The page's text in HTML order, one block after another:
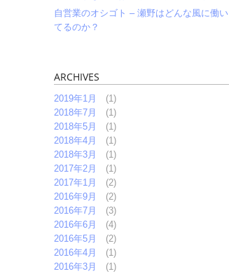
自営業のオシゴト – 瀬野はどんな風に働い
てるのか？
ARCHIVES
2019年1月
(1)
2018年7月
(1)
2018年5月
(1)
2018年4月
(1)
2018年3月
(1)
2017年2月
(1)
2017年1月
(2)
2016年9月
(2)
2016年7月
(3)
2016年6月
(4)
2016年5月
(2)
2016年4月
(1)
2016年3月
(1)